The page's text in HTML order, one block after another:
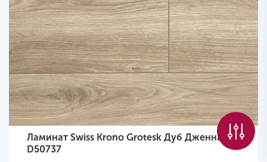
Ламинат Swiss Krono Grotesk Дуб Дженнаро
D50737